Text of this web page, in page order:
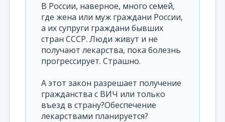
В России, наверное, много семей,
где жена или муж граждани России,
а их супруги граждани бывших
стран СССР. Люди живут и не
получают лекарства, пока болезнь
прогрессирует. Страшно.
А этот закон разрешает получение
гражданства с ВИЧ или только
въезд в страну?Обеспечение
лекарствами планируется?